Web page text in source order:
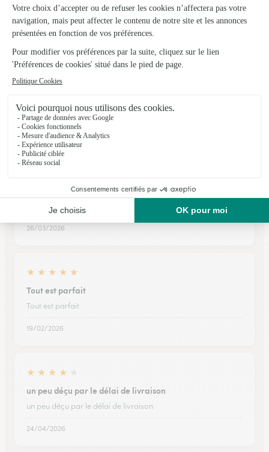
★ ★ ★
5, Grand Rue
Voir la boutique
Ils ont fait livrer des fleurs ou une plante à
Beauvoisin
Vous êtes très réactifs et c'est le principal
26/03/2026
★ ★ ★ ★ ★
Tout est parfait
Tout est parfait
19/02/2026
★ ★ ★ ★
un peu déçu par le délai de livraison
un peu déçu par le délai de livraison
24/04/2026